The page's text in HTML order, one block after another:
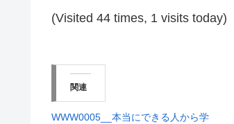
(Visited 44 times, 1 visits today)
関連
WWW0005__本当にできる人から学